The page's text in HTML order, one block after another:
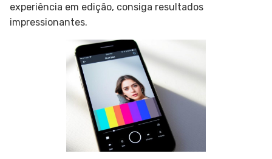
experiência em edição, consiga resultados
impressionantes.